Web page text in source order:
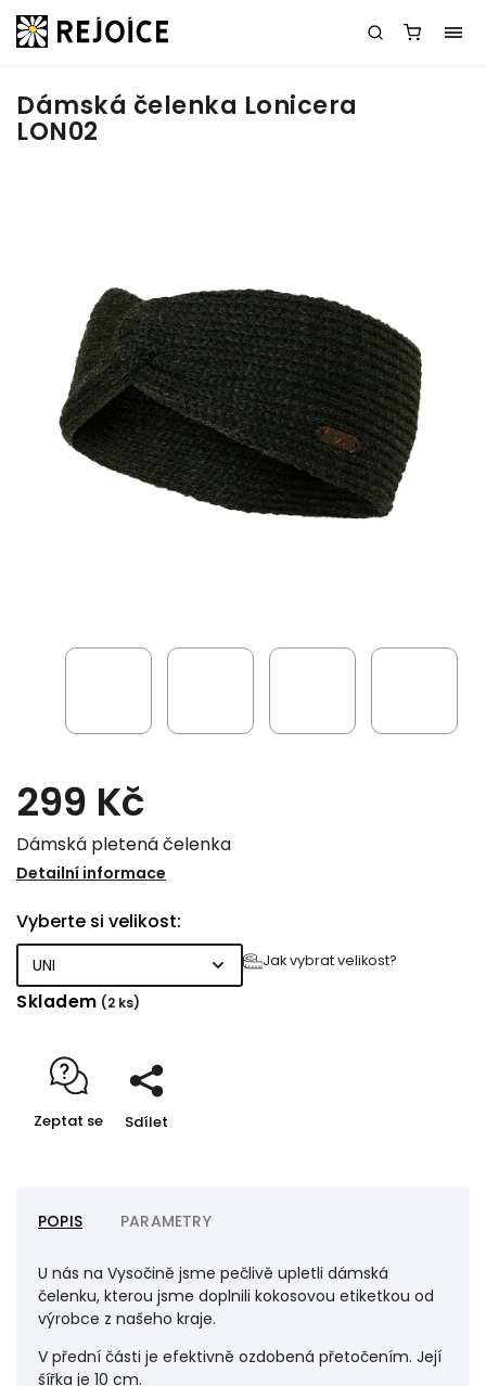
Dámská čelenka Lonicera
LON02
299 Kč
Dámská pletená čelenka
Detailní informace
Vyberte si velikost:
Jak vybrat velikost?
Skladem (2 ks)
Zeptat se Sdílet
POPIS PARAMETRY
U nás na Vysočině jsme pečlivě upletli dámská
čelenku, kterou jsme doplnili kokosovou etiketkou od
výrobce z našeho kraje.
V přední části je efektivně ozdobená přetočením. Její
šířka je 10 cm.